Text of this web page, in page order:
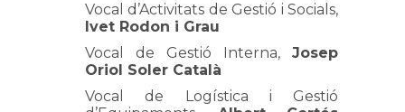
Vocal d’Activitats de Gestió i Socials,
Ivet Rodon i Grau
Vocal de Gestió Interna, Josep
Oriol Soler Català
Vocal de Logística i Gestió